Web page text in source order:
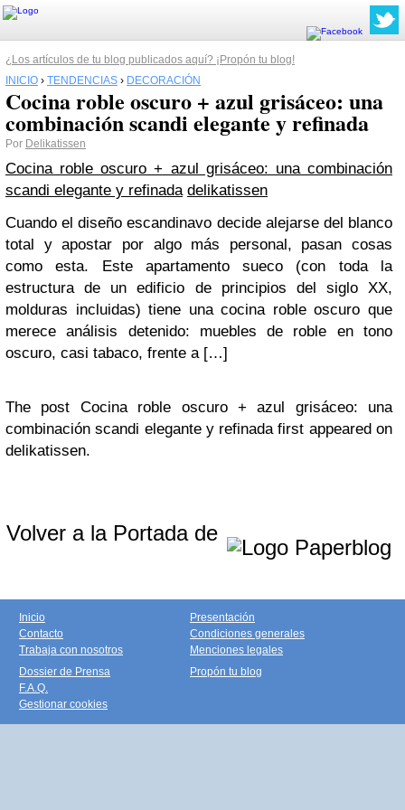
¿Los artículos de tu blog publicados aquí? ¡Propón tu blog!
INICIO › TENDENCIAS › DECORACIÓN
Cocina roble oscuro + azul grisáceo: una
combinación scandi elegante y refinada
Por Delikatissen
Cocina roble oscuro + azul grisáceo: una combinación
scandi elegante y refinada delikatissen
Cuando el diseño escandinavo decide alejarse del blanco
total y apostar por algo más personal, pasan cosas
como esta. Este apartamento sueco (con toda la
estructura de un edificio de principios del siglo XX,
molduras incluidas) tiene una cocina roble oscuro que
merece análisis detenido: muebles de roble en tono
oscuro, casi tabaco, frente a […]
The post Cocina roble oscuro + azul grisáceo: una
combinación scandi elegante y refinada first appeared on
delikatissen.
Volver a la Portada de
Inicio
Contacto
Trabaja con nosotros
Presentación
Condiciones generales
Menciones legales
Dossier de Prensa
F.A.Q.
Gestionar cookies
Propón tu blog